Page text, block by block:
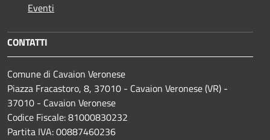
Eventi
CONTATTI
Comune di Cavaion Veronese
Piazza Fracastoro, 8, 37010 - Cavaion Veronese (VR) -
37010 - Cavaion Veronese
Codice Fiscale: 81000830232
Partita IVA: 00887460236